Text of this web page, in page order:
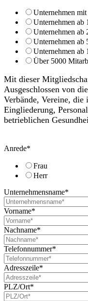
Unternehmen
Unternehmen ab
Unternehmen ab
Unternehmen ab
Unternehmen ab
Über 5000
Mit dieser
Ausgeschlossen von
Verbände, Vereine,
Eingliederung,
betrieblichen
Anrede*
Frau
Herr
Unternehmensname*
Vorname*
Nachname*
Telefonnummer*
Adresszeile*
PLZ/Ort*